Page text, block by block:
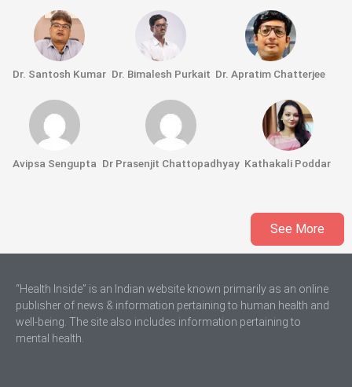
Dr. Santosh Kumar Dr. Bimalesh Purkait Dr. Apratim Chatterjee
Avipsa Sengupta Dr Prasenjit Chattopadhyay Kathakali Poddar
See More
“Health Inside” is an Indian website known primarily as an online
publisher of news & information pertaining to human health and
well-being. The site also includes information pertaining to
mental health.